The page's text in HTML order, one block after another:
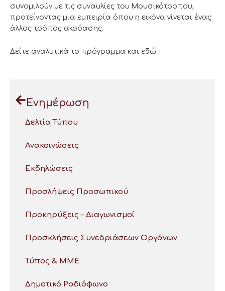
συνομιλούν με τις συναυλίες του Μουσικότροπου,
προτείνοντας μια εμπειρία όπου η εικόνα γίνεται ένας
άλλος τρόπος ακρόασης.
Δείτε αναλυτικά το πρόγραμμα και εδώ.
Ενημέρωση
Δελτία Τύπου
Ανακοινώσεις
Εκδηλώσεις
Προσλήψεις Προσωπικού
Προκηρύξεις – Διαγωνισμοί
Προσκλήσεις Συνεδριάσεων Οργάνων
Τύπος & ΜΜΕ
Δημοτικό Ραδιόφωνο